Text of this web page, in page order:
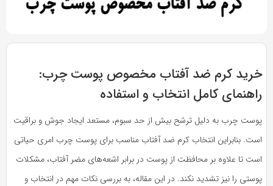
بازدید 452
کرم ضد آفتاب مخصوص پوست چرب:
کامل انتخاب و استفاده
چرب به دلیل ترشح بیش از حد سبوم، مستعد ایجاد جوش و براقیت
بنابراین انتخاب کرم ضد آفتاب مناسب برای پوست چرب امری حیاتی
تا علاوه بر محافظت از پوست در برابر اشعه‌های مضر آفتاب، مشکلات
را نیز تشدید نکند. در این مقاله، به بررسی نکات مهم در انتخاب و